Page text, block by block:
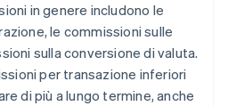
in genere includono le
le commissioni sulle
sulla conversione di valuta.
per transazione inferiori
di più a lungo termine, anche